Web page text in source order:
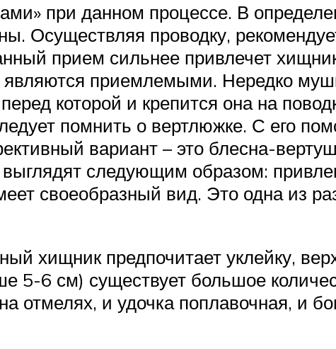
при данном процессе. В
Осуществляя проводку,
прием сильнее привлечет
приемлемыми. Нередко
которой и крепится она на
помнить о вертлюжке. С его
вариант – это блесна-
следующим образом:
своеобразный вид. Это одна из
хищник предпочитает уклейку,
5-6 см) существует большое
отмелях, и удочка поплавочная, и